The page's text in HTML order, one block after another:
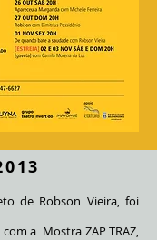
de Robson Vieira, foi
a Mostra ZAP TRAZ,